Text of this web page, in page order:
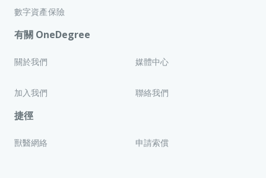
數字資產保險
有關 OneDegree
關於我們 媒體中心
加入我們 聯絡我們
捷徑
獸醫網絡 申請索償